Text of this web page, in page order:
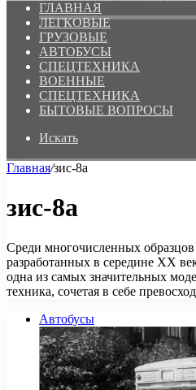
ГЛАВНАЯ
ЛЕГКОВЫЕ
ГРУЗОВЫЕ
АВТОБУСЫ
СПЕЦТЕХНИКА
ВОЕННЫЕ
СПЕЦТЕХНИКА
БЫТОВЫЕ ВОПРОСЫ
Искать
Главная/зис-8а
зис-8а
Среди многочисленных
разработанных в середине XX
одна из самых значительных
техника, сочетая в себе
Автобусы